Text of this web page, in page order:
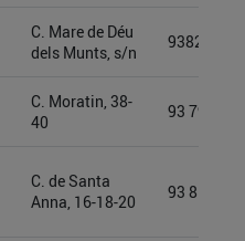
C. Mare de Déu
dels Munts, s/n
C. Moratin, 38-
40
93 793 64
C. de Santa
Anna, 16-18-20
93 855 53